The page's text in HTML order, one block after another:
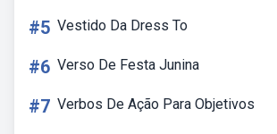
#5 Vestido Da Dress To
#6 Verso De Festa Junina
#7 Verbos De Ação Para Objetivos